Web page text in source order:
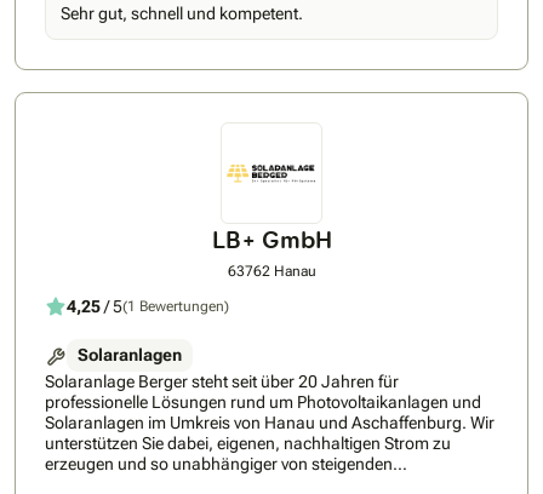
geht’s mit unserer Nummer-1-Empfehlung: ✅ Persönliche
Begleitung – Sie erhalten einen festen Energieexperten an
Speicher und Smart Home aus einer Hand, aufeinander
Partnernetzwerk - Erhalten Sie Zugang zu führenden Marken
wie Viessmann, Bosch Smart Home, Shelly, tado und vielen
durch geprüfte Meisterbetriebe aus Ihrer Region ✅
Energiemanagement-App - Mit der abgestimmten Lösung
wird Ihre Hardware sicher und einfach über eine App
Wartung und Service inklusive tink hat mit ihren Lösungen für
über 2 Millionen zufriedene Kund*innen überzeugt. Dieses
Fundament macht tink.energy zu einem verlässlichen Partner
für Ihre persönliche Energiewende – mit Erfahrung,
etablierten Marken und einem klaren Fokus auf nachhaltige
Lösungen. Nächster Schritt: Ihren Termin können Sie bequem
online über tinkenergy.de buchen – inkl. Ersparnispotenzial in
nur 2 Minuten.
Sehr gut, schnell und kompetent.
LB+ GmbH
63762 Hanau
4,25/ 5(1 Bewertungen)
Solaranlagen
Solaranlage Berger steht seit über 20 Jahren für
professionelle Lösungen rund um Photovoltaikanlagen und
Solaranlagen im Umkreis von Hanau und Aschaffenburg. Wir
unterstützen Sie dabei, eigenen, nachhaltigen Strom zu
erzeugen und so unabhängiger von steigenden